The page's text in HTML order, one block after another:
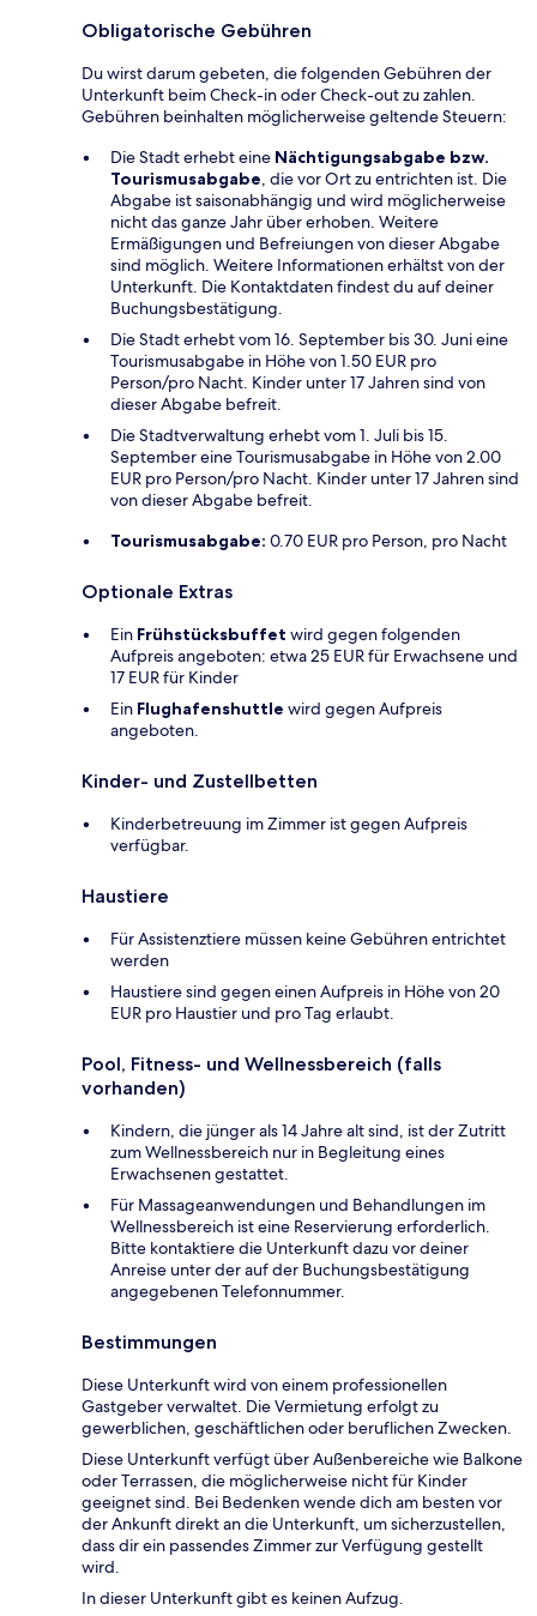
Obligatorische Gebühren
Du wirst darum gebeten, die folgenden Gebühren der
Unterkunft beim Check-in oder Check-out zu zahlen.
Gebühren beinhalten möglicherweise geltende Steuern:
Die Stadt erhebt eine Nächtigungsabgabe bzw.
Tourismusabgabe, die vor Ort zu entrichten ist. Die
Abgabe ist saisonabhängig und wird möglicherweise
nicht das ganze Jahr über erhoben. Weitere
Ermäßigungen und Befreiungen von dieser Abgabe
sind möglich. Weitere Informationen erhältst von der
Unterkunft. Die Kontaktdaten findest du auf deiner
Buchungsbestätigung.
Die Stadt erhebt vom 16. September bis 30. Juni eine
Tourismusabgabe in Höhe von 1.50 EUR pro
Person/pro Nacht. Kinder unter 17 Jahren sind von
dieser Abgabe befreit.
Die Stadtverwaltung erhebt vom 1. Juli bis 15.
September eine Tourismusabgabe in Höhe von 2.00
EUR pro Person/pro Nacht. Kinder unter 17 Jahren sind
von dieser Abgabe befreit.
Tourismusabgabe: 0.70 EUR pro Person, pro Nacht
Optionale Extras
Ein Frühstücksbuffet wird gegen folgenden
Aufpreis angeboten: etwa 25 EUR für Erwachsene und
17 EUR für Kinder
Ein Flughafenshuttle wird gegen Aufpreis
angeboten.
Kinder- und Zustellbetten
Kinderbetreuung im Zimmer ist gegen Aufpreis
verfügbar.
Haustiere
Für Assistenztiere müssen keine Gebühren entrichtet
werden
Haustiere sind gegen einen Aufpreis in Höhe von 20
EUR pro Haustier und pro Tag erlaubt.
Pool, Fitness- und Wellnessbereich (falls
vorhanden)
Kindern, die jünger als 14 Jahre alt sind, ist der Zutritt
zum Wellnessbereich nur in Begleitung eines
Erwachsenen gestattet.
Für Massageanwendungen und Behandlungen im
Wellnessbereich ist eine Reservierung erforderlich.
Bitte kontaktiere die Unterkunft dazu vor deiner
Anreise unter der auf der Buchungsbestätigung
angegebenen Telefonnummer.
Bestimmungen
Diese Unterkunft wird von einem professionellen
Gastgeber verwaltet. Die Vermietung erfolgt zu
gewerblichen, geschäftlichen oder beruflichen Zwecken.
Diese Unterkunft verfügt über Außenbereiche wie Balkone
oder Terrassen, die möglicherweise nicht für Kinder
geeignet sind. Bei Bedenken wende dich am besten vor
der Ankunft direkt an die Unterkunft, um sicherzustellen,
dass dir ein passendes Zimmer zur Verfügung gestellt
wird.
In dieser Unterkunft gibt es keinen Aufzug.